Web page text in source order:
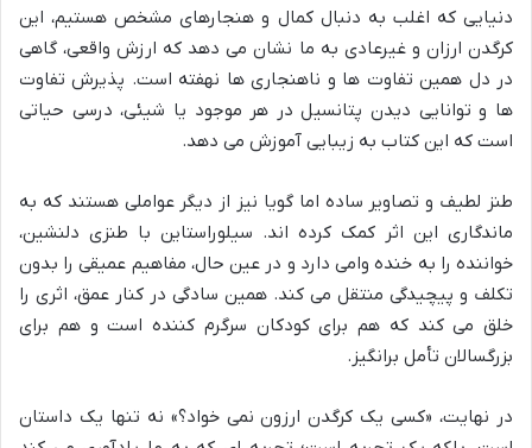
دنیایی که اغلب به دنبال کمال و هنجارهای مشخص هستیم، این
کرگدن ارزان و غیرعادی به ما نشان می دهد که ارزش واقعی، گاهی
در دل همین تفاوت ها و ناهنجاری ها نهفته است. پذیرش تفاوت
ها و توانایی دیدن پتانسیل در هر موجود یا شیئی، درسی حیاتی
است که این کتاب به زیبایی آموزش می دهد.
طنز لطیف و تصاویر ساده اما گویا نیز از دیگر عواملی هستند که به
ماندگاری این اثر کمک کرده اند. سیلوراستاین با طنزی دلنشین،
خواننده را به خنده وامی دارد و در عین حال، مفاهیم عمیقی را بدون
تکلف و پیچیدگی منتقل می کند. همین سادگی در کنار عمق، اثری را
خلق می کند که هم برای کودکان سرگرم کننده است و هم برای
بزرگسالان تأمل برانگیز.
در نهایت، «کسی یک کرگدن ارزون نمی خواد؟» نه تنها یک داستان